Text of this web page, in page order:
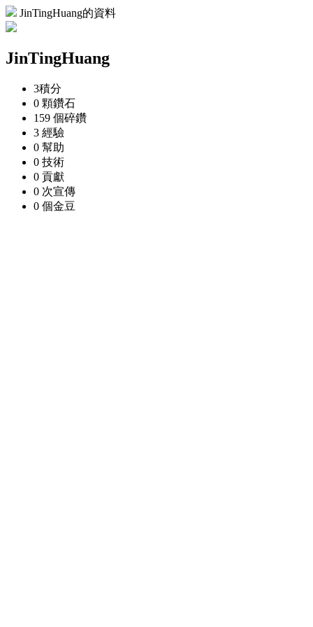
JinTingHuang的資料
JinTingHuang
3積分
0 顆鑽石
159 個碎鑽
3 經驗
0 幫助
0 技術
0 貢獻
0 次宣傳
0 個金豆